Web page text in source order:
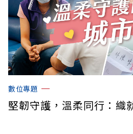
數位專題
堅韌守護，溫柔同行：織